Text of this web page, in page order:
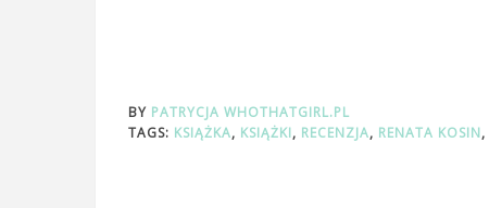
BY PATRYCJA WHOTHATGIRL.PL
TAGS: KSIĄŻKA, KSIĄŻKI, RECENZJA, RENATA KOSIN,